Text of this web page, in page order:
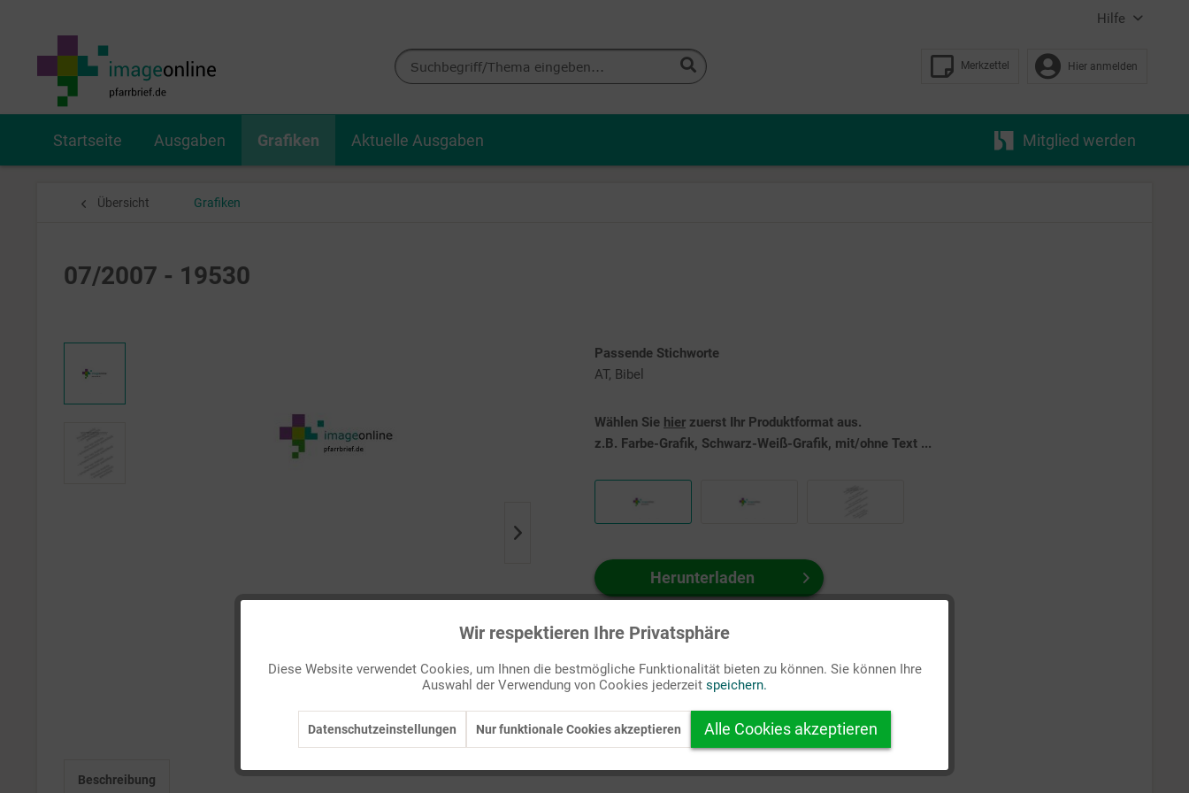
Hilfe
Merkzettel Hier anmelden
Startseite Ausgaben Grafiken Aktuelle Ausgaben Mitglied werden
Übersicht Grafiken
07/2007 - 19530
Passende Stichworte
AT, Bibel
Wählen Sie hier zuerst Ihr Produktformat aus.
z.B. Farbe-Grafik, Schwarz-Weiß-Grafik, mit/ohne Text ...
Herunterladen
Beschreibung
Inaktiv
Wir respektieren Ihre Privatsphäre
Diese Website verwendet Cookies, um Ihnen die bestmögliche Funktionalität bieten zu können. Sie können Ihre
Auswahl der Verwendung von Cookies jederzeit speichern.
Datenschutzeinstellungen Nur funktionale Cookies akzeptieren Alle Cookies akzeptieren